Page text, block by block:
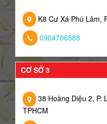
K8 Cư Xá Phú Lâm,
0904706588
CƠ SỞ 3
38 Hoàng Diệu 2, P.
TPHCM